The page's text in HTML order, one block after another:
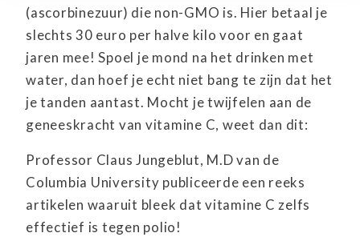
(ascorbinezuur) die non-GMO is. Hier betaal je
slechts 30 euro per halve kilo voor en gaat
jaren mee! Spoel je mond na het drinken met
water, dan hoef je echt niet bang te zijn dat het
je tanden aantast. Mocht je twijfelen aan de
geneeskracht van vitamine C, weet dan dit:
Professor Claus Jungeblut, M.D van de
Columbia University publiceerde een reeks
artikelen waaruit bleek dat vitamine C zelfs
effectief is tegen polio!